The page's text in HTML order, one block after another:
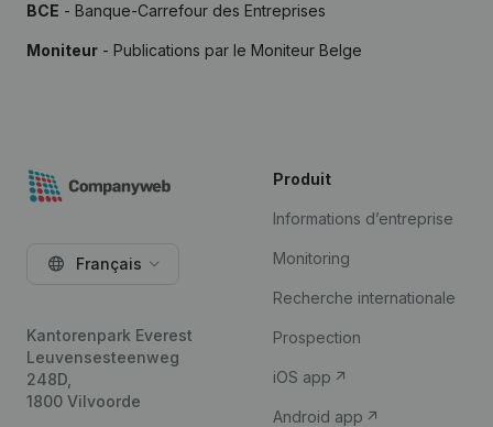
BCE - Banque-Carrefour des Entreprises
Moniteur - Publications par le Moniteur Belge
Français
Kantorenpark Everest
Leuvensesteenweg
248D,
1800 Vilvoorde
Produit
Informations d’entreprise
Monitoring
Recherche internationale
Prospection
iOS app
Android app